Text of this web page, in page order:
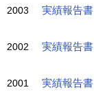
2003 実績報告書
2002 実績報告書
2001 実績報告書